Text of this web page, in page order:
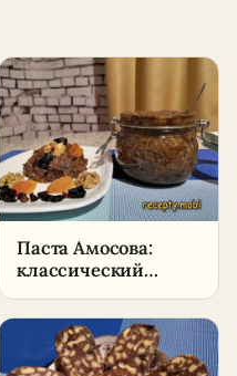
Паста Амосова:
классический
и как принимать